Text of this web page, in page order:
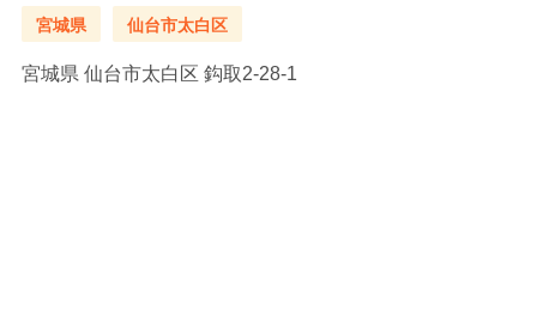
宮城県 仙台市太白区
宮城県 仙台市太白区 鈎取2-28-1